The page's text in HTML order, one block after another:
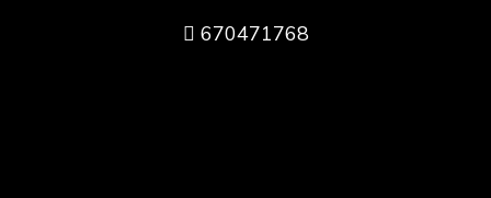
670471768